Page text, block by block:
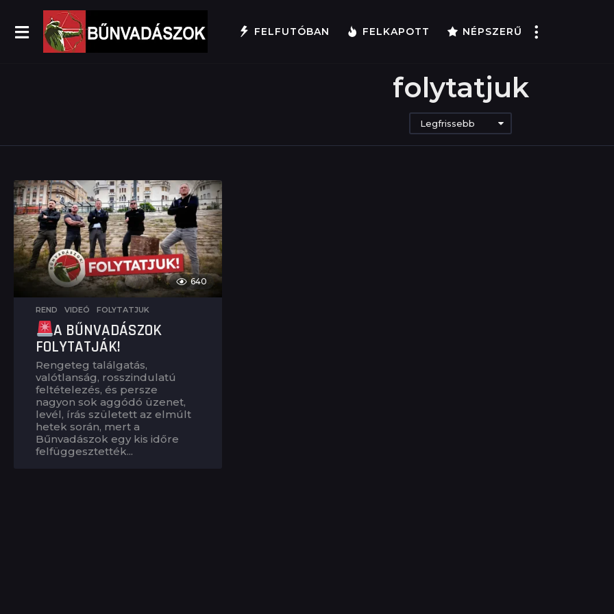
FELFUTÓBAN FELKAPOTT NÉPSZERŰ
folytatjuk
Legfrissebb
640
REND ,VIDEÓ FOLYTATJUK
A BŰNVADÁSZOK
FOLYTATJÁK!
Rengeteg találgatás,
valótlanság, rosszindulatú
feltételezés, és persze
nagyon sok aggódó üzenet,
levél, írás született az elmúlt
hetek során, mert a
Bűnvadászok egy kis időre
felfüggesztették...